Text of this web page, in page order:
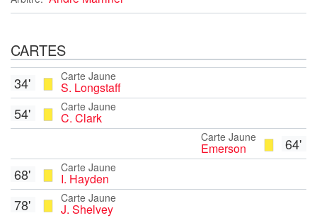
CARTES
Carte Jaune
S. Longstaff
34'
Carte Jaune
C. Clark
54'
64'
Carte Jaune
Emerson
Carte Jaune
I. Hayden
68'
Carte Jaune
J. Shelvey
78'